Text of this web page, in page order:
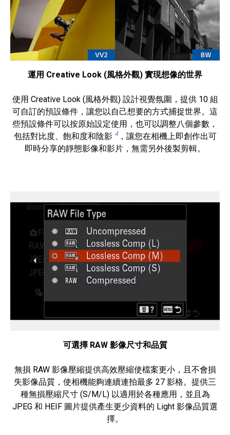
運用 Creative Look (風格外觀) 實現想像的世界
使用 Creative Look (風格外觀) 設計視覺氛圍，提供 10 組
可自訂的預設條件，讓您以自己想要的方式捕捉世界。這
些預設條件可以按原始設定使用，也可以調整八個參數，
包括對比度、飽和度和陰影 4，讓您在相機上即創作出可
即時分享的靜態影像和影片，無需另外後製剪輯。
可選擇 RAW 影像尺寸和品質
無損 RAW 影像壓縮提供高效壓縮使檔案更小，且不會損
失影像品質，使相機能夠連續連拍最多 27 影格。提供三
種無損壓縮尺寸 (S/M/L) 以適用於各種應用，並且為
JPEG 和 HEIF 圖片提供產生更少資料的 Light 影像品質選
擇。